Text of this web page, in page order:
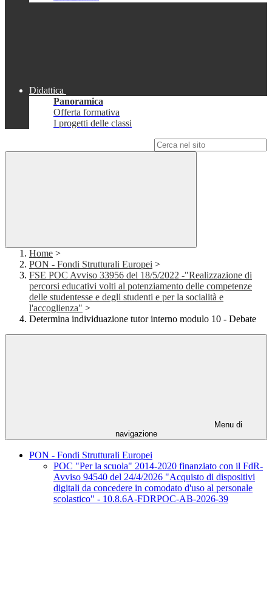
Didattica
Panoramica
Offerta formativa
I progetti delle classi
Home >
PON - Fondi Strutturali Europei >
FSE POC Avviso 33956 del 18/5/2022 -"Realizzazione di
percorsi educativi volti al potenziamento delle competenze
delle studentesse e degli studenti e per la socialità e
l'accoglienza" >
Determina individuazione tutor interno modulo 10 - Debate
Menu di
navigazione
PON - Fondi Strutturali Europei
POC "Per la scuola" 2014-2020 finanziato con il FdR-
Avviso 94540 del 24/4/2026 "Acquisto di dispositivi
digitali da concedere in comodato d'uso al personale
scolastico" - 10.8.6A-FDRPOC-AB-2026-39